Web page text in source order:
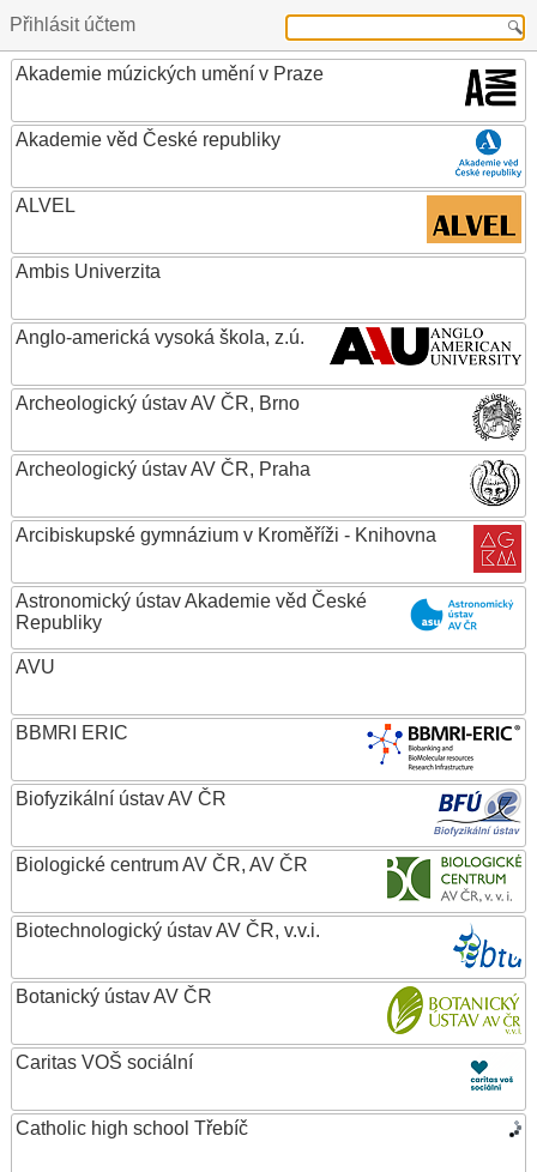
Přihlásit účtem
Akademie múzických umění v Praze
Akademie věd České republiky
ALVEL
Ambis Univerzita
Anglo-americká vysoká škola, z.ú.
Archeologický ústav AV ČR, Brno
Archeologický ústav AV ČR, Praha
Arcibiskupské gymnázium v Kroměříži - Knihovna
Astronomický ústav Akademie věd České
Republiky
AVU
BBMRI ERIC
Biofyzikální ústav AV ČR
Biologické centrum AV ČR, AV ČR
Biotechnologický ústav AV ČR, v.v.i.
Botanický ústav AV ČR
Caritas VOŠ sociální
Catholic high school Třebíč